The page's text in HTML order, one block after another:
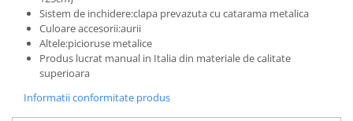
Sistem de inchidere:clapa prevazuta cu catarama metalica
Culoare accesorii:aurii
Altele:picioruse metalice
Produs lucrat manual in Italia din materiale de calitate
superioara
Informatii conformitate produs